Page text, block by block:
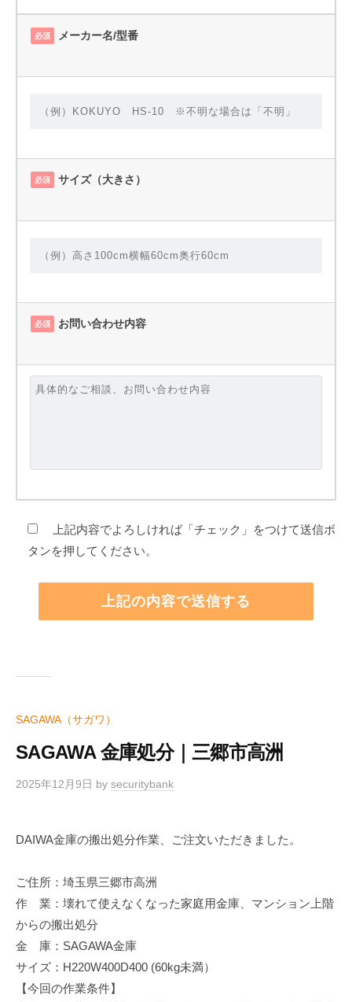
必須 メーカー名/型番
必須 サイズ（大きさ）
必須 お問い合わせ内容
上記内容でよろしければ「チェック」をつけて送信ボ
タンを押してください。
SAGAWA（サガワ）
SAGAWA 金庫処分｜三郷市高洲
2025年12月9日 by securitybank
DAIWA金庫の搬出処分作業、ご注文いただきました。
ご住所：埼玉県三郷市高洲
作 業：壊れて使えなくなった家庭用金庫、マンション上階
からの搬出処分
金 庫：SAGAWA金庫
サイズ：H220W400D400 (60kg未満）
【今回の作業条件】